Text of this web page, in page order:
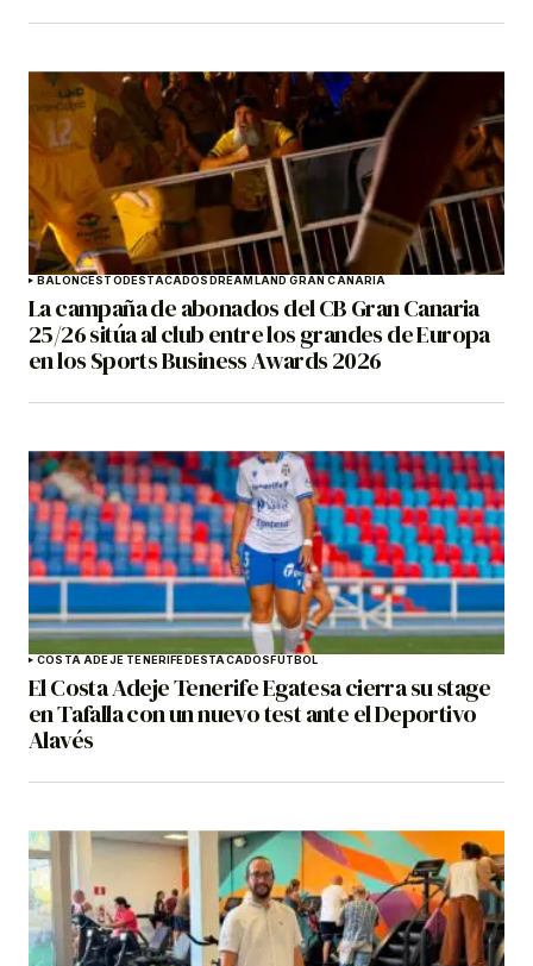
BALONCESTODESTACADOSDREAMLAND GRAN CANARIA
La campaña de abonados del CB Gran Canaria
25/26 sitúa al club entre los grandes de Europa
en los Sports Business Awards 2026
COSTA ADEJE TENERIFEDESTACADOSFÚTBOL
El Costa Adeje Tenerife Egatesa cierra su stage
en Tafalla con un nuevo test ante el Deportivo
Alavés